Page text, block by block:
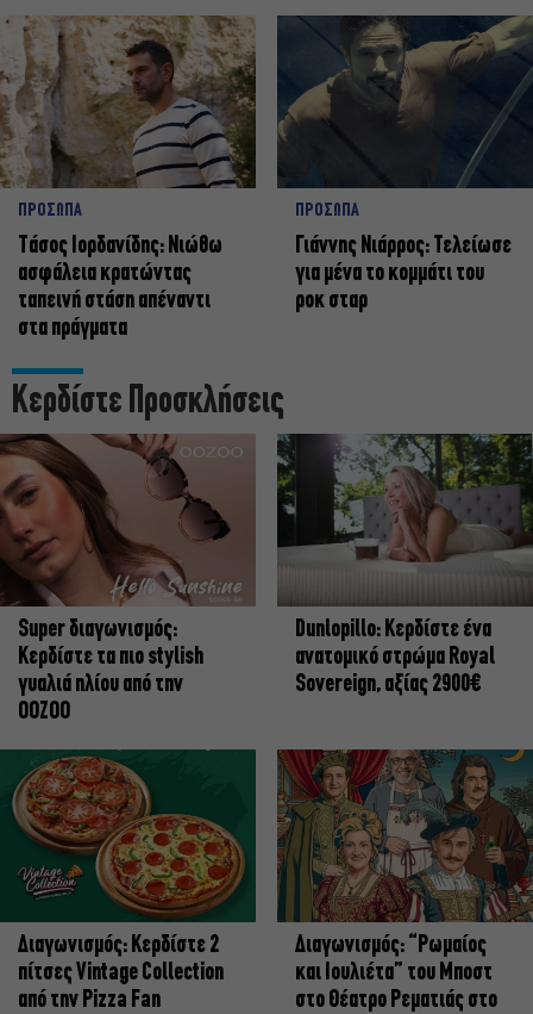
ΠΡΟΣΩΠΑ
Tάσος Ιορδανίδης: Νιώθω
ασφάλεια κρατώντας
ταπεινή στάση απέναντι
στα πράγματα
ΠΡΟΣΩΠΑ
Γιάννης Νιάρρος: Τελείωσε
για μένα το κομμάτι του
ροκ σταρ
Κερδίστε Προσκλήσεις
Super διαγωνισμός:
Κερδίστε τα πιο stylish
γυαλιά ηλίου από την
OOZOO
Dunlopillo: Κερδίστε ένα
ανατομικό στρώμα Royal
Sovereign, αξίας 2900€
Διαγωνισμός: Κερδίστε 2
πίτσες Vintage Collection
από την Pizza Fan
Διαγωνισμός: “Ρωμαίος
και Ιουλιέτα” του Μποστ
στο Θέατρο Ρεματιάς στο